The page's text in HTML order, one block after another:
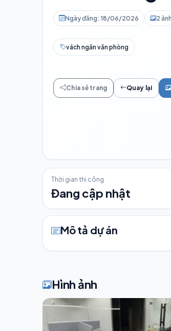
Ngày đăng: 18/06/2026 2 ảnh
vách ngăn văn phòng
Chia sẻ trang Quay lại
Thời gian thi công
Đang cập nhật
Mô tả dự án
Hình ảnh